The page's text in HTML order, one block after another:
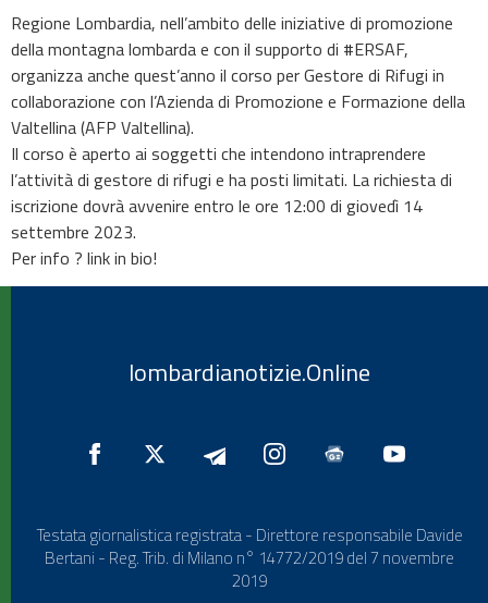
Regione Lombardia, nell’ambito delle iniziative di promozione
della montagna lombarda e con il supporto di #ERSAF,
organizza anche quest’anno il corso per Gestore di Rifugi in
collaborazione con l’Azienda di Promozione e Formazione della
Valtellina (AFP Valtellina).
Il corso è aperto ai soggetti che intendono intraprendere
l’attività di gestore di rifugi e ha posti limitati. La richiesta di
iscrizione dovrà avvenire entro le ore 12:00 di giovedì 14
settembre 2023.
Per info ? link in bio!
lombardianotizie.Online
Testata giornalistica registrata - Direttore responsabile Davide
Bertani - Reg. Trib. di Milano n° 14772/2019 del 7 novembre
2019